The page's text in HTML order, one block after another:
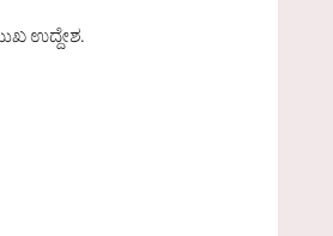
ಉದ್ದೇಶ.